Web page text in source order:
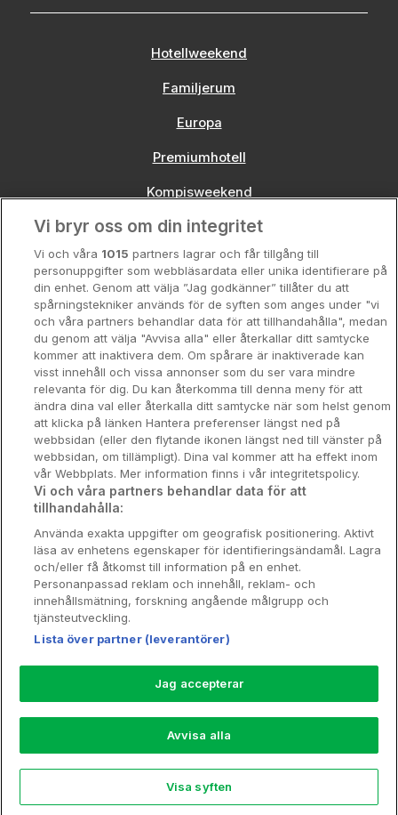
Hotellweekend
Familjerum
Europa
Premiumhotell
Kompisweekend
Storstadsweekend
Hotellrum under 995 kr
Spahotell
Sydsverige
Om Hotellpremien
Nya hotell
Stadsweekend
Booking Enquiries:
Hotellsupport:scandinavian@digibreaks.com
Hotellpremien.se av en del av Coop
Sverige. Coop Sverige 171 88 Solna,
Telefon: 010-742 00 00, Org.nr: 556710-
Läs mer om Coops Partnererbjudande:
www.coop.se/medlem/partnererbjudande
Explore Rea My Trips Profile
Vi bryr oss om din integritet
Vi och våra 1015 partners lagrar och får tillgång till
personuppgifter som webbläsardata eller unika identifierare på
din enhet. Genom att välja ”Jag godkänner” tillåter du att
spårningstekniker används för de syften som anges under "vi
och våra partners behandlar data för att tillhandahålla", medan
du genom att välja "Avvisa alla" eller återkallar ditt samtycke
kommer att inaktivera dem. Om spårare är inaktiverade kan
visst innehåll och vissa annonser som du ser vara mindre
relevanta för dig. Du kan återkomma till denna meny för att
ändra dina val eller återkalla ditt samtycke när som helst genom
att klicka på länken Hantera preferenser längst ned på
webbsidan (eller den flytande ikonen längst ned till vänster på
webbsidan, om tillämpligt). Dina val kommer att ha effekt inom
vår Webbplats. Mer information finns i vår integritetspolicy.
Vi och våra partners behandlar data för att
tillhandahålla:
Använda exakta uppgifter om geografisk positionering. Aktivt
läsa av enhetens egenskaper för identifieringsändamål. Lagra
och/eller få åtkomst till information på en enhet.
Personanpassad reklam och innehåll, reklam- och
innehållsmätning, forskning angående målgrupp och
tjänsteutveckling.
Lista över partner (leverantörer)
Jag accepterar
Avvisa alla
Visa syften